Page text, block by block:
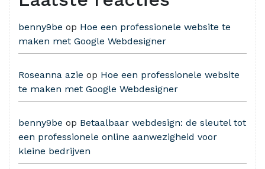
benny9be op Hoe een professionele website te
maken met Google Webdesigner
Roseanna azie op Hoe een professionele website
te maken met Google Webdesigner
benny9be op Betaalbaar webdesign: de sleutel tot
een professionele online aanwezigheid voor
kleine bedrijven